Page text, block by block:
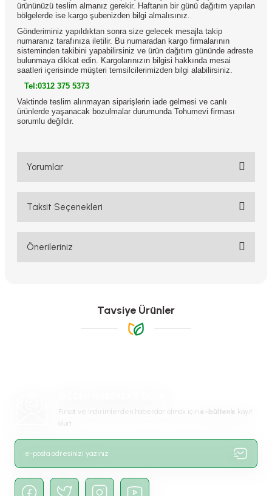
ürününüzü teslim almanız gerekir. Haftanın bir günü dağıtım yapılan
bölgelerde ise kargo şubenizden bilgi almalısınız.
Gönderiminiz yapıldıktan sonra size gelecek mesajla takip
numaranız tarafınıza iletilir. Bu numaradan kargo firmalarının
sisteminden takibini yapabilirsiniz ve ürün dağıtım gününde adreste
bulunmaya dikkat edin. Kargolarınızın bilgisi hakkında mesai
saatleri içerisinde müşteri temsilcilerimizden bilgi alabilirsiniz.
Tel:0312 375 5373
Vaktinde teslim alınmayan siparişlerin iade gelmesi ve canlı
ürünlerde yaşanacak bozulmalar durumunda Tohumevi firması
sorumlu değildir.
Yorumlar
Bu ürüne ilk yorumu siz yapın!
Taksit Seçenekleri
Önerileriniz
Ürün resmi kalitesiz, bozuk veya görüntülenemiyor.
Gönder
Tavsiye Ürünler
Fırsat ve indirimlerden haberdar olmak için e-bülten’e kayıt
olun!